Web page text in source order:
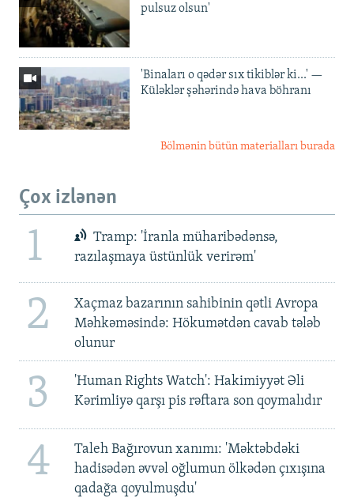
pulsuz olsun'
'Binaları o qədər sıx tikiblər ki...' —
Küləklər şəhərində hava böhranı
Bölmənin bütün materialları burada
Çox izlənən
1
Tramp: 'İranla müharibədənsə,
razılaşmaya üstünlük verirəm'
2
Xaçmaz bazarının sahibinin qətli Avropa
Məhkəməsində: Hökumətdən cavab tələb
olunur
3
'Human Rights Watch': Hakimiyyət Əli
Kərimliyə qarşı pis rəftara son qoymalıdır
4
Taleh Bağırovun xanımı: 'Məktəbdəki
hadisədən əvvəl oğlumun ölkədən çıxışına
qadağa qoyulmuşdu'